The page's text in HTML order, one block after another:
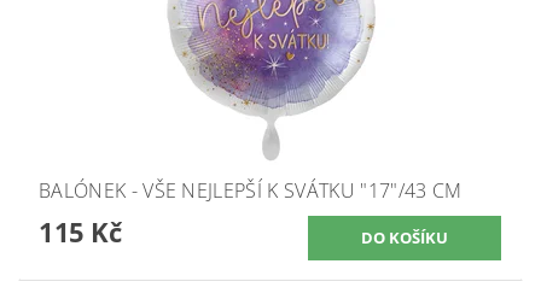
BALÓNEK - VŠE NEJLEPŠÍ K SVÁTKU "17"/43 CM
115 Kč